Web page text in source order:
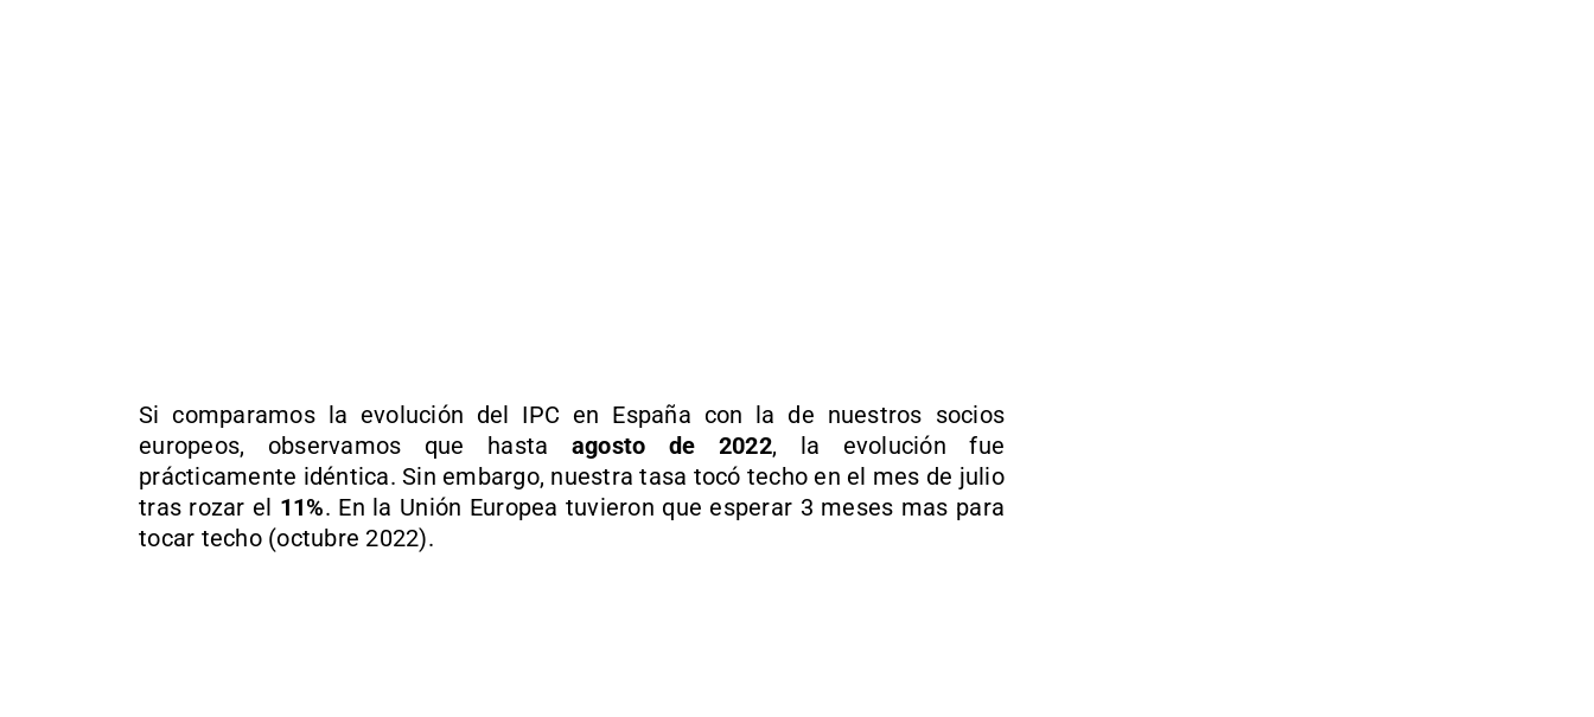
Si comparamos la evolución del IPC en España con la de nuestros socios
europeos, observamos que hasta agosto de 2022, la evolución fue
prácticamente idéntica. Sin embargo, nuestra tasa tocó techo en el mes de julio
tras rozar el 11%. En la Unión Europea tuvieron que esperar 3 meses mas para
tocar techo (octubre 2022).